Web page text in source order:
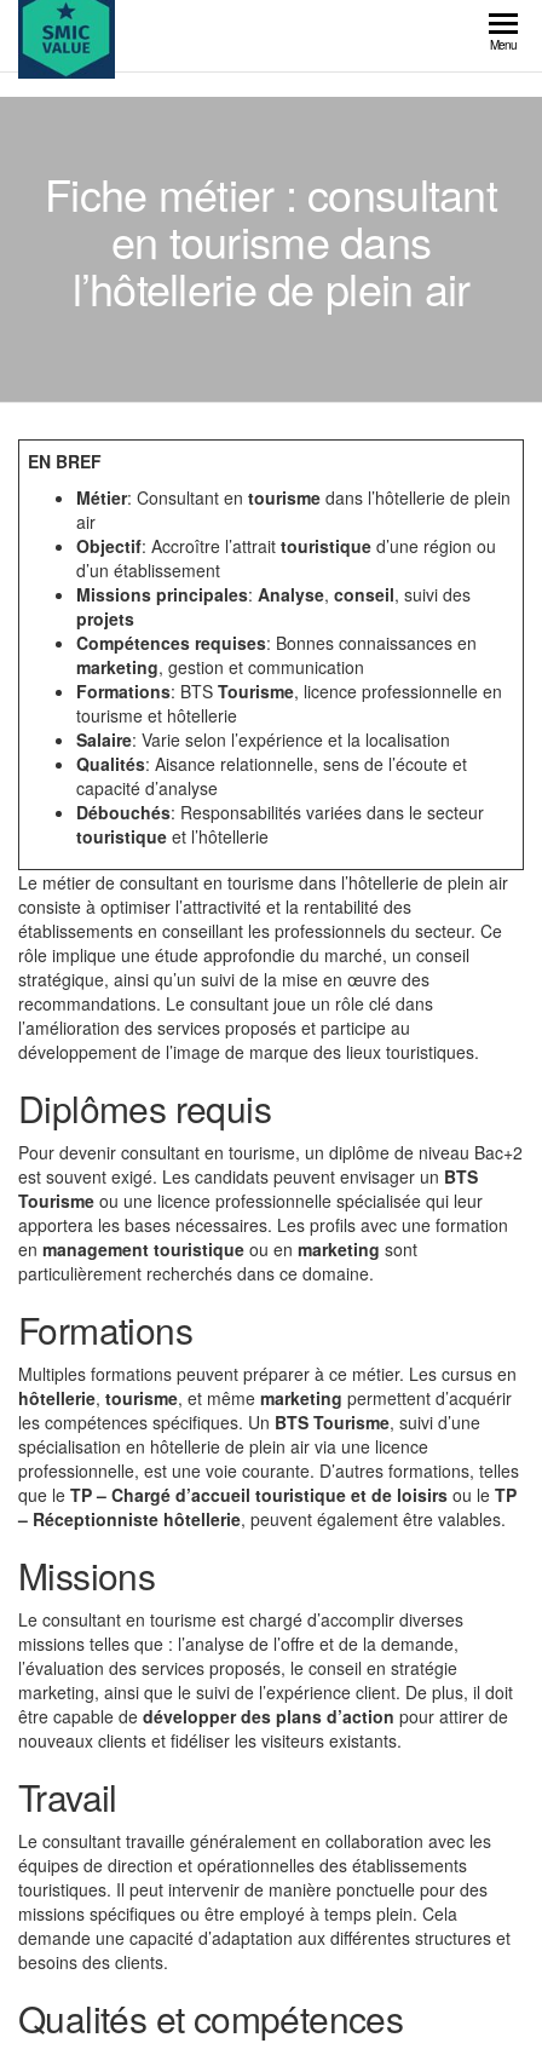
Skip
the
content
value
Menu
Fiche métier : consultant
en tourisme dans
l’hôtellerie de plein air
EN BREF
Métier: Consultant en tourisme dans l’hôtellerie de plein
air
Objectif: Accroître l’attrait touristique d’une région ou
d’un établissement
Missions principales: Analyse, conseil, suivi des
projets
Compétences requises: Bonnes connaissances en
marketing, gestion et communication
Formations: BTS Tourisme, licence professionnelle en
tourisme et hôtellerie
Salaire: Varie selon l’expérience et la localisation
Qualités: Aisance relationnelle, sens de l’écoute et
capacité d’analyse
Débouchés: Responsabilités variées dans le secteur
touristique et l’hôtellerie
Le métier de consultant en tourisme dans l’hôtellerie de plein air
consiste à optimiser l’attractivité et la rentabilité des
établissements en conseillant les professionnels du secteur. Ce
rôle implique une étude approfondie du marché, un conseil
stratégique, ainsi qu’un suivi de la mise en œuvre des
recommandations. Le consultant joue un rôle clé dans
l’amélioration des services proposés et participe au
développement de l’image de marque des lieux touristiques.
Diplômes requis
Pour devenir consultant en tourisme, un diplôme de niveau Bac+2
est souvent exigé. Les candidats peuvent envisager un BTS
Tourisme ou une licence professionnelle spécialisée qui leur
apportera les bases nécessaires. Les profils avec une formation
en management touristique ou en marketing sont
particulièrement recherchés dans ce domaine.
Formations
Multiples formations peuvent préparer à ce métier. Les cursus en
hôtellerie, tourisme, et même marketing permettent d’acquérir
les compétences spécifiques. Un BTS Tourisme, suivi d’une
spécialisation en hôtellerie de plein air via une licence
professionnelle, est une voie courante. D’autres formations, telles
que le TP – Chargé d’accueil touristique et de loisirs ou le TP
– Réceptionniste hôtellerie, peuvent également être valables.
Missions
Le consultant en tourisme est chargé d’accomplir diverses
missions telles que : l’analyse de l’offre et de la demande,
l’évaluation des services proposés, le conseil en stratégie
marketing, ainsi que le suivi de l’expérience client. De plus, il doit
être capable de développer des plans d’action pour attirer de
nouveaux clients et fidéliser les visiteurs existants.
Travail
Le consultant travaille généralement en collaboration avec les
équipes de direction et opérationnelles des établissements
touristiques. Il peut intervenir de manière ponctuelle pour des
missions spécifiques ou être employé à temps plein. Cela
demande une capacité d’adaptation aux différentes structures et
besoins des clients.
Qualités et compétences